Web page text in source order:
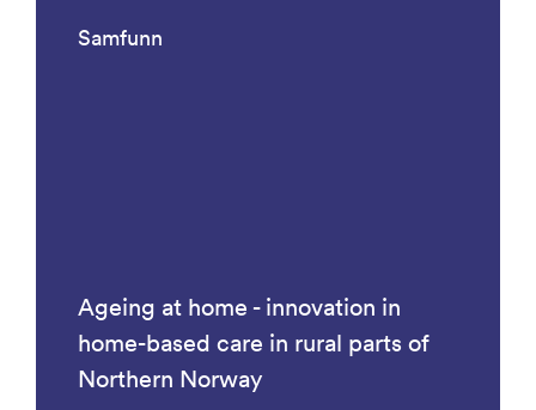
Samfunn
Ageing at home - innovation in
home-based care in rural parts of
Northern Norway